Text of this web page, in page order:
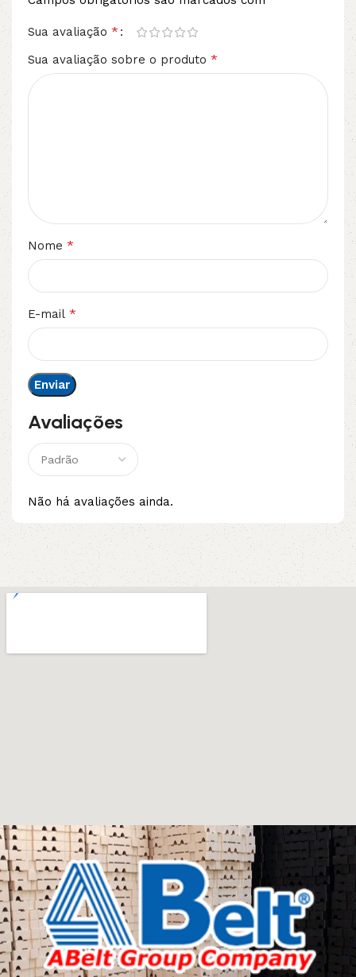
Avaliações
Não há avaliações ainda.
Sua avaliação *
Sua avaliação sobre o produto *
Nome *
E-mail *